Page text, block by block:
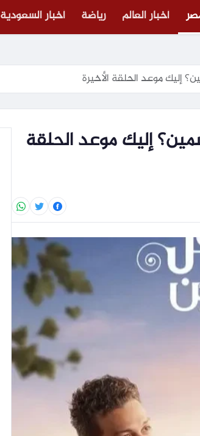
أخبار العالم رياضة أخبار السعودية
موعد الحلقة الأخيرة
إليك موعد الحلقة